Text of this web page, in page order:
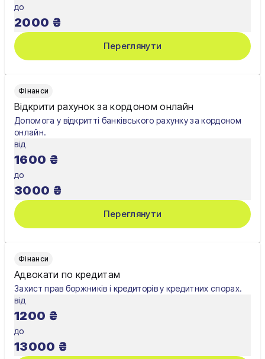
до
2000 ₴
Переглянути
Фінанси
Відкрити рахунок за кордоном онлайн
Допомога у відкритті банківського рахунку за кордоном
онлайн.
від
1600 ₴
до
3000 ₴
Переглянути
Фінанси
Адвокати по кредитам
Захист прав боржників і кредиторів у кредитних спорах.
від
1200 ₴
до
13000 ₴